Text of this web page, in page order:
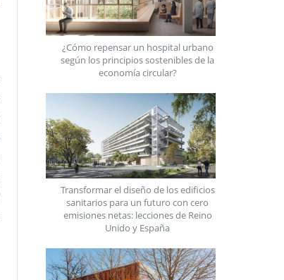
¿Cómo repensar un hospital urbano
según los principios sostenibles de la
economía circular?
Transformar el diseño de los edificios
sanitarios para un futuro con cero
emisiones netas: lecciones de Reino
Unido y España